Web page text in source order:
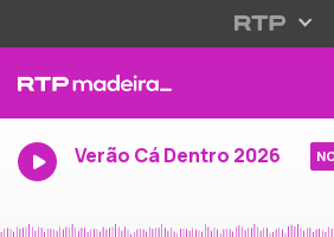
Verão Cá Dentro 2026